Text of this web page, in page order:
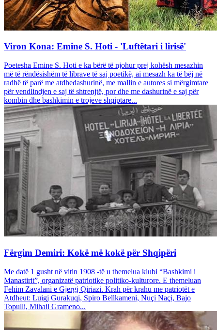
Viron Kona: Emine S. Hoti - 'Luftëtari i lirisë'
Poetesha Emine S. Hoti e ka bërë të njohur prej kohësh mesazhin
më të rëndësishëm të librave të saj poetikë, ai mesazh ka të bëj në
radhë të parë me atdhedashurinë, me mallin e autores si mërgimtare
për vendlindjen e saj të shtrenjtë, por dhe me dashurinë e saj për
kombin dhe bashkimin e trojeve shqiptare...
Fërgim Demiri: Kokë më kokë për Shqipëri
Me datë 1 gusht në vitin 1908 -të u themelua klubi “Bashkimi i
Manastirit”, organizatë patriotike politiko-kulturore. E themeluan
Fehim Zavalani e Gjergj Qiriazi. Krah për krahu me patriotët e
Atdheut: Luigj Gurakuqi, Spiro Bellkameni, Nuçi Naçi, Bajo
Topulli, Mihail Grameno...